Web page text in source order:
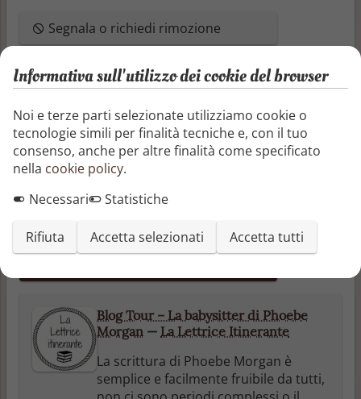
Segnala o richiedi rimozione
Condividi questo libro
Recensioni e articoli
Aggiungi una recensione
Blog Tour – La babysitter di Phoebe
Morgan — La Lettrice Itinerante
La scrittura di Phoebe Morgan è
semplice e facilmente fruibile da tutti,
Informativa sull'utilizzo dei cookie del browser
Noi e terze parti selezionate utilizziamo cookie o
tecnologie simili per finalità tecniche e, con il tuo
consenso, anche per altre finalità come specificato
nella cookie policy.
Necessari
Statistiche
Rifiuta Accetta selezionati Accetta tutti